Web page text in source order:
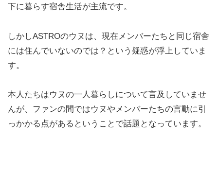
下に暮らす宿舎生活が主流です。
しかしASTROのウヌは、現在メンバーたちと同じ宿舎
には住んでいないのでは？という疑惑が浮上していま
す。
本人たちはウヌの一人暮らしについて言及していませ
んが、ファンの間ではウヌやメンバーたちの言動に引
っかかる点があるということで話題となっています。